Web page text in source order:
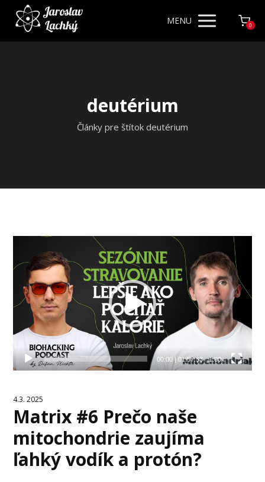
MENU 0
deutérium
Články pre štítok deutérium
prehrávač
00:00| 01:57:53 1.00x
4.3. 2025
Matrix #6 Prečo naše
mitochondrie zaujíma
ľahký vodík a protón?